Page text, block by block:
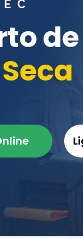
de